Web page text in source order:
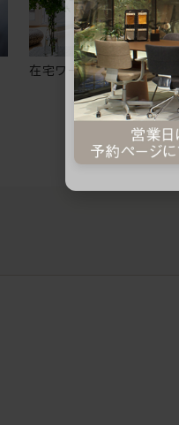
在宅ワークにおすすめの